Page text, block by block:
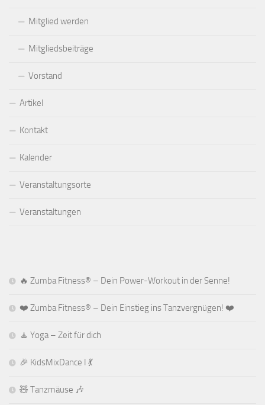
Mitglied werden
Mitgliedsbeiträge
Vorstand
Artikel
Kontakt
Kalender
Veranstaltungsorte
Veranstaltungen
🔥 Zumba Fitness® – Dein Power-Workout in der Senne!
❤️ Zumba Fitness® – Dein Einstieg ins Tanzvergnügen! ❤️
🧘 Yoga – Zeit für dich
🎉 KidsMixDance I 💃
🧸 Tanzmäuse 🎶